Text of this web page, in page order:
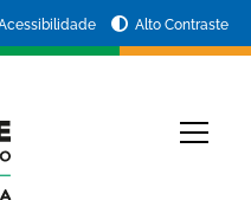
Alto Contraste